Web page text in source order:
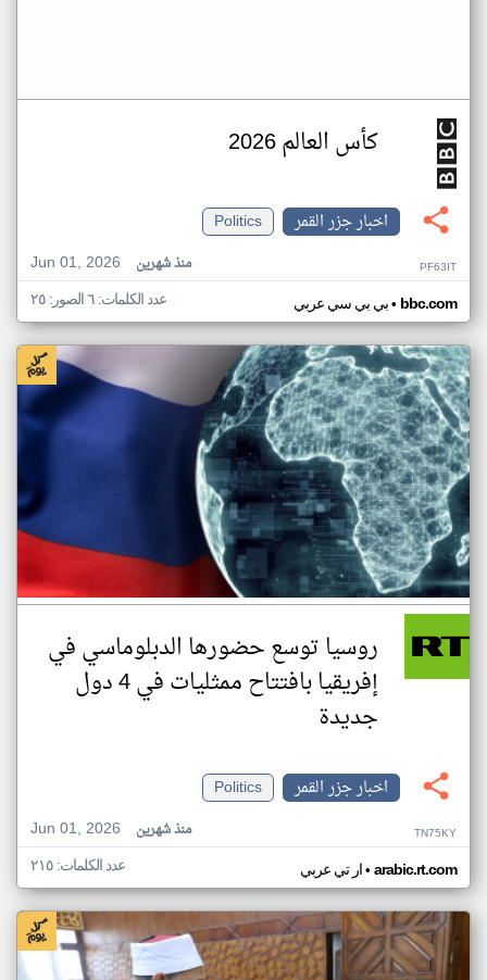
كأس العالم 2026
اخبار جزر القمر
Politics
Jun 01, 2026
منذ شهرين PF63IT
بي بي سي عربي• bbc.com عدد الكلمات: ٦ الصور: ٢٥
روسيا توسع حضورها الدبلوماسي في
إفريقيا بافتتاح ممثليات في 4 دول
جديدة
اخبار جزر القمر
Politics
Jun 01, 2026
منذ شهرين TN75KY
ار تي عربي• arabic.rt.com عدد الكلمات: ٢١٥